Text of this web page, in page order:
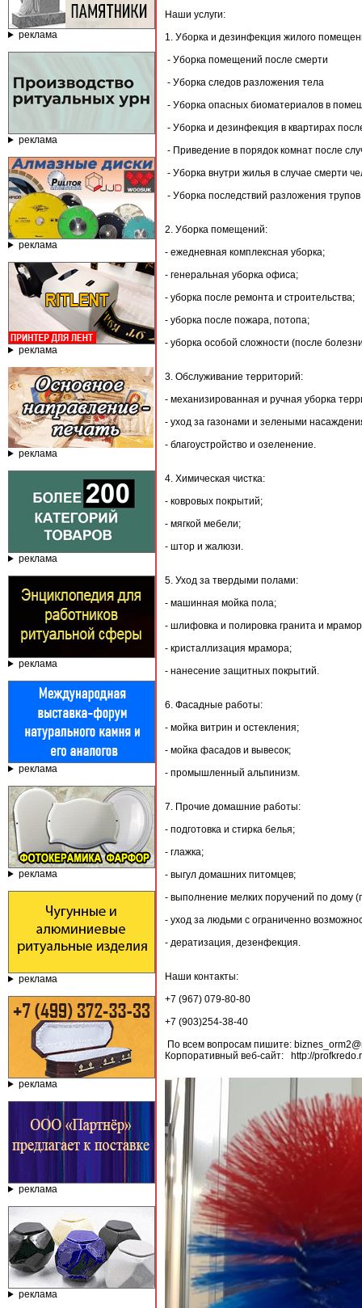
реклама
реклама
реклама
реклама
реклама
реклама
реклама
реклама
реклама
реклама
реклама
реклама
реклама
Наши услуги:
1. Уборка и дезинфекция жилого
- Уборка помещений после смерти
- Уборка следов разложения тела
- Уборка опасных биоматериалов в
- Уборка и дезинфекция в квартирах
- Приведение в порядок комнат после
- Уборка внутри жилья в случае смерти
- Уборка последствий разложения
2. Уборка помещений:
- ежедневная комплексная уборка;
- генеральная уборка офиса;
- уборка после ремонта и строительства;
- уборка после пожара, потопа;
- уборка особой сложности (после
3. Обслуживание территорий:
- механизированная и ручная уборка
- уход за газонами и зелеными
- благоустройство и озеленение.
4. Химическая чистка:
- ковровых покрытий;
- мягкой мебели;
- штор и жалюзи.
5. Уход за твердыми полами:
- машинная мойка пола;
- шлифовка и полировка гранита и
- кристаллизация мрамора;
- нанесение защитных покрытий.
6. Фасадные работы:
- мойка витрин и остекления;
- мойка фасадов и вывесок;
- промышленный альпинизм.
7. Прочие домашние работы:
- подготовка и стирка белья;
- глажка;
- выгул домашних питомцев;
- выполнение мелких поручений по дому
- уход за людьми с ограниченно
- дератизация, дезенфекция.
Наши контакты:
+7 (967) 079-80-80
+7 (903)254-38-40
По всем вопросам пишите:
Корпоративный веб-сайт: http://